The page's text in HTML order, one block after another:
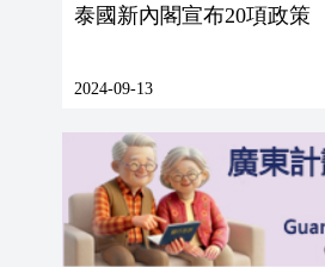
泰國新內閣宣布20項政策
2024-09-13